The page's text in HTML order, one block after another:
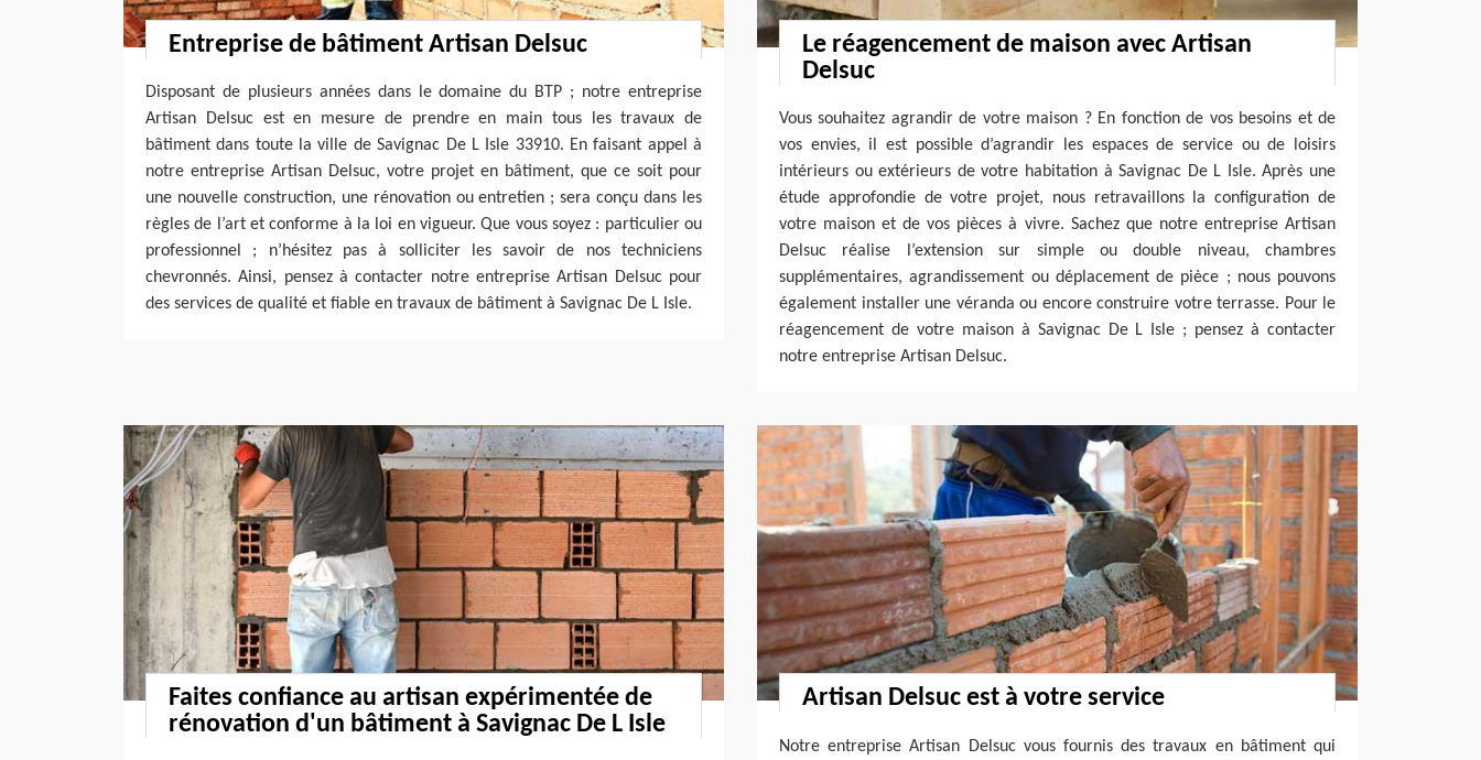
Entreprise de bâtiment Artisan Delsuc
Disposant de plusieurs années dans le domaine du BTP ; notre entreprise
Artisan Delsuc est en mesure de prendre en main tous les travaux de
bâtiment dans toute la ville de Savignac De L Isle 33910. En faisant appel à
notre entreprise Artisan Delsuc, votre projet en bâtiment, que ce soit pour
une nouvelle construction, une rénovation ou entretien ; sera conçu dans les
règles de l’art et conforme à la loi en vigueur. Que vous soyez : particulier ou
professionnel ; n’hésitez pas à solliciter les savoir de nos techniciens
chevronnés. Ainsi, pensez à contacter notre entreprise Artisan Delsuc pour
des services de qualité et fiable en travaux de bâtiment à Savignac De L Isle.
Le réagencement de maison avec Artisan
Delsuc
Vous souhaitez agrandir de votre maison ? En fonction de vos besoins et de
vos envies, il est possible d’agrandir les espaces de service ou de loisirs
intérieurs ou extérieurs de votre habitation à Savignac De L Isle. Après une
étude approfondie de votre projet, nous retravaillons la configuration de
votre maison et de vos pièces à vivre. Sachez que notre entreprise Artisan
Delsuc réalise l’extension sur simple ou double niveau, chambres
supplémentaires, agrandissement ou déplacement de pièce ; nous pouvons
également installer une véranda ou encore construire votre terrasse. Pour le
réagencement de votre maison à Savignac De L Isle ; pensez à contacter
notre entreprise Artisan Delsuc.
Faites confiance au artisan expérimentée de
rénovation d'un bâtiment à Savignac De L Isle
Artisan Delsuc est à votre service
Notre entreprise Artisan Delsuc vous fournis des travaux en bâtiment qui